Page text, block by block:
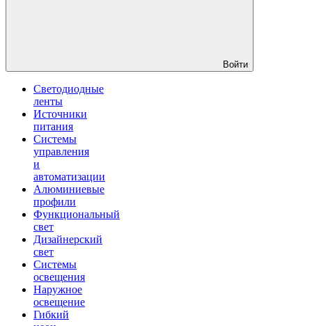
Войти
Светодиодные
ленты
Источники
питания
Системы
управления
и
автоматизации
Алюминиевые
профили
Функциональный
свет
Дизайнерский
свет
Системы
освещения
Наружное
освещение
Гибкий